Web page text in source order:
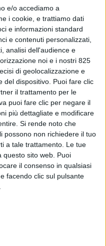
e/o accediamo a
i cookie, e trattiamo dati
e informazioni standard
e contenuti personalizzati,
analisi dell'audience e
noi e i nostri 825
di geolocalizzazione e
del dispositivo. Puoi fare clic
il trattamento per le
puoi fare clic per negare il
più dettagliate e modificare
Si rende noto che
possono non richiedere il tuo
a tale trattamento. Le tue
questo sito web. Puoi
il consenso in qualsiasi
facendo clic sul pulsante
in
in
Lucart
9 MAGGIO 2023